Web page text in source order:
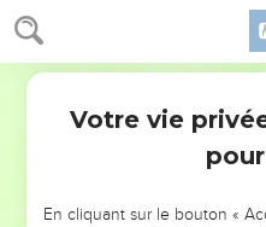
NE MANQUEZ
Votre vie
En cliquant sur le bouton «